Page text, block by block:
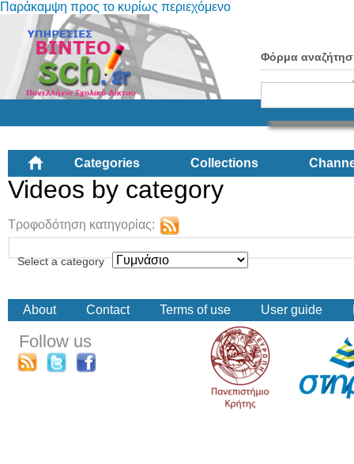
Παράκαμψη προς το κυρίως περιεχόμενο
Φόρμα
Categories Collections
Videos by category
Τροφοδότηση κατηγορίας:
Select a category
About Contact Terms of use User guide
Follow us